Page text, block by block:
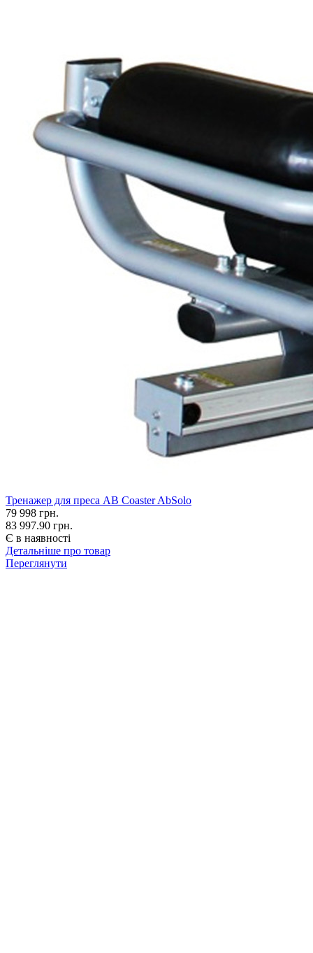
Тренажер для преса AB Coaster AbSolo
79 998 грн.
83 997.90 грн.
Є в наявності
Детальніше про товар
Переглянути